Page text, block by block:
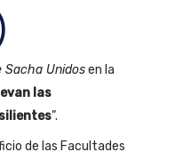
Sacha Unidosen la
las
”.
de las Facultades